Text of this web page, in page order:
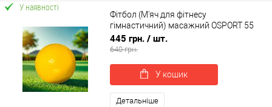
У наявності
Фітбол (М'яч для фітнесу
гімнастичний) масажний OSPORT 55
см (MS 1971)
445 грн. / шт.
640 грн.
У кошик
Детальніше